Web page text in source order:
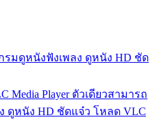
กรมดูหนังฟังเพลง ดูหนัง HD ชัด
Player ตัวเดียวสามารถ
ดูหนัง HD ชัดแจ๋ว โหลด VLC